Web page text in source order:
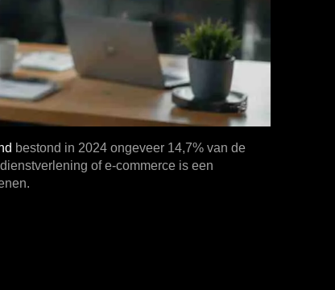
bestond in 2024 ongeveer 14,7% van de
of e-commerce is een